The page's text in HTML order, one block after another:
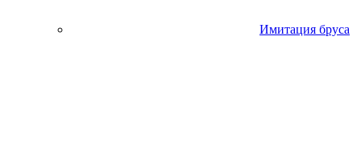
Имитация бруса